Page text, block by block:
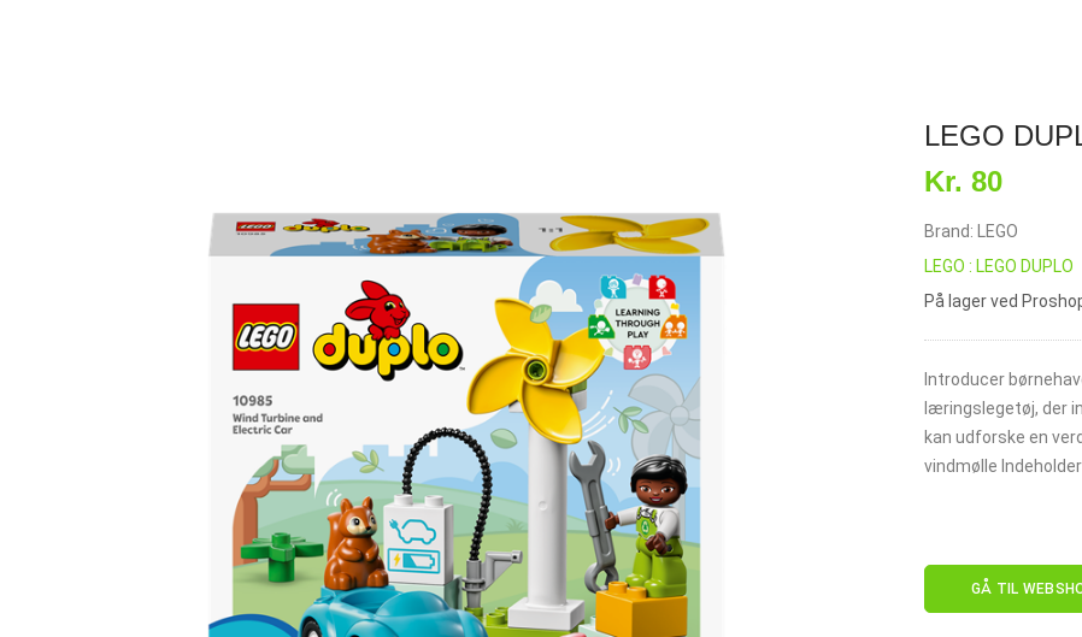
LEGO
Kr. 80
Brand: LEGO
LEGO : LEGO DUPLO
På lager ved
Introducer
læringslegetøj, der
kan udforske en
vindmølle
GÅ TIL